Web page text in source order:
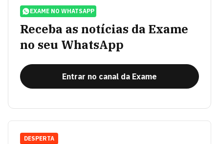
EXAME NO WHATSAPP
Receba as notícias da Exame
no seu WhatsApp
Entrar no canal da Exame
DESPERTA